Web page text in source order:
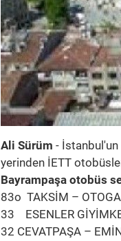
Ali Sürüm -
yerinden İETT
Bayrampaşa otobüs
83o TAKSİM –
33 ESENLER
32 CEVATPAŞA –